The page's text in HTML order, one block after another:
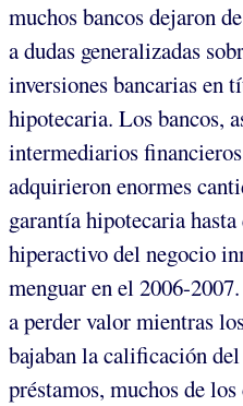
muchos bancos dejaron
a dudas generalizadas
inversiones bancarias en
hipotecaria. Los bancos,
intermediarios
adquirieron enormes
garantía hipotecaria
hiperactivo del negocio
menguar en el 2006-
a perder valor mientras
bajaban la calificación
préstamos, muchos de